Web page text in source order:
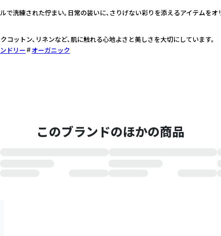
で洗練された佇まい。日常の装いに、さりげない彩りを添えるアイテムをオ
コットン、リネンなど、肌に触れる心地よさと美しさを大切にしています。
ドリー
オーガニック
このブランドのほかの商品